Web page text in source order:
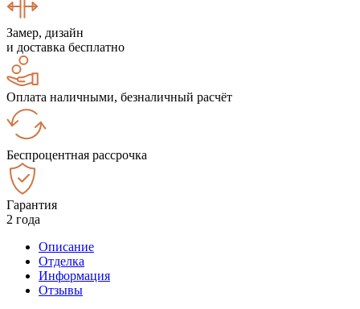
Замер, дизайн
и доставка бесплатно
Оплата наличными, безналичный расчёт
Беспроцентная рассрочка
Гарантия
2 года
Описание
Отделка
Информация
Отзывы